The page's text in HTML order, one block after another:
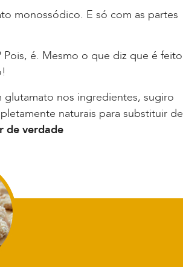
monossódico. E só com as partes
é. Mesmo o que diz que é feito
nos ingredientes, sugiro
naturais para substituir de
de verdade